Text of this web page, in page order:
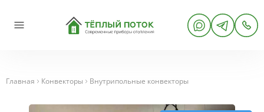
Главная Конвекторы Внутрипольные конвекторы